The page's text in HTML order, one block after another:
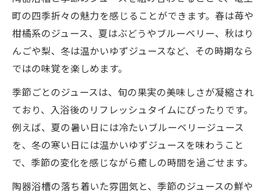
町の四季折々の魅力を感じることができます。春は苺や
柑橘系のジュース、夏はぶどうやブルーベリー、秋はり
んごや梨、冬は温かいゆずジュースなど、その時期なら
ではの味覚を楽しめます。
季節ごとのジュースは、旬の果実の美味しさが凝縮され
ており、入浴後のリフレッシュタイムにぴったりです。
例えば、夏の暑い日には冷たいブルーベリージュース
を、冬の寒い日には温かいゆずジュースを味わうこと
で、季節の変化を感じながら癒しの時間を過ごせます。
陶器浴槽の落ち着いた雰囲気と、季節のジュースの鮮や